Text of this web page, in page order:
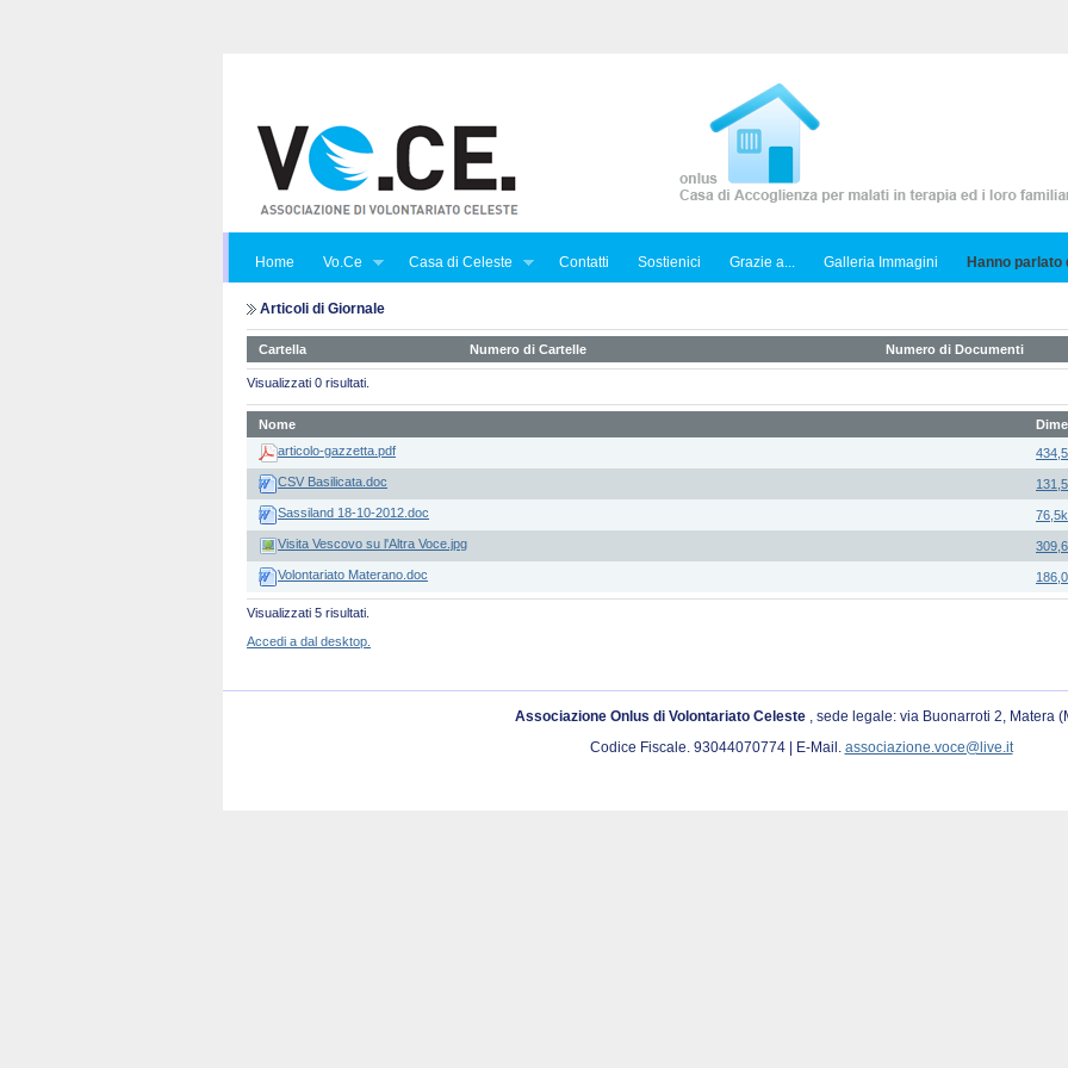
Home Vo.Ce Casa di Celeste Contatti Sostienici Grazie a... Galleria Immagini Hanno parlato
Articoli di Giornale
Cartella Numero di Cartelle Numero di Documenti
Visualizzati 0 risultati.
Nome
articolo-gazzetta.pdf
CSV Basilicata.doc
Sassiland 18-10-2012.doc
76,5k
Visita Vescovo su l'Altra Voce.jpg
Volontariato Materano.doc
Visualizzati 5 risultati.
Accedi a dal desktop.
Associazione Onlus di Volontariato Celeste , sede legale: via Buonarroti 2, Matera
Codice Fiscale. 93044070774 | E-Mail. associazione.voce@live.it